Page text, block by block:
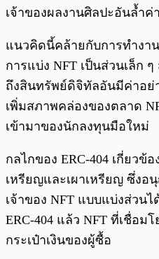
เจ้าของผลงานศิลปะอันล้ำค่
แนวคิดนี้คล้ายกับการทำงาน
การแบ่ง NFT เป็นส่วนเล็ก
ถึงสินทรัพย์ดิจิทัลอันมีค่าอย่
เพิ่มสภาพคล่องของตลาด
เข้ามาของนักลงทุนมือใหม่
กลไกของ ERC-404 เกี่ยวข้
เหรียญและเผาเหรียญ ซึ่งอ
เจ้าของ NFT แบบแบ่งส่วน
ERC-404 แล้ว NFT ที่เชื่อม
กระเป๋าเงินของผู้ซื้อ